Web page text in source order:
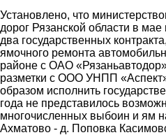
Установлено, что
дорог Рязанской области в
два государственных
ямочного ремонта
районе с ОАО
разметки с ООО УНПП
образом исполнить
года не представилось
многочисленных выбоин и ям
Ахматово - д. Поповка